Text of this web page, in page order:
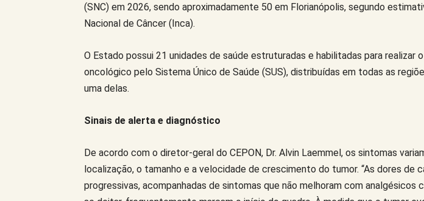
(SNC) em 2026, sendo aproximadamente 50 em Florianópolis, segundo
Nacional de Câncer (Inca).
O Estado possui 21 unidades de saúde estruturadas e habilitadas para realizar
oncológico pelo Sistema Único de Saúde (SUS), distribuídas em todas as
uma delas.
Sinais de alerta e diagnóstico
De acordo com o diretor-geral do CEPON, Dr. Alvin Laemmel, os sintomas
localização, o tamanho e a velocidade de crescimento do tumor. “As dores de
progressivas, acompanhadas de sintomas que não melhoram com analgésicos